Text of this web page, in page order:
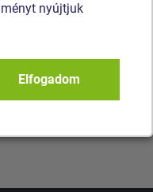
játszótereket
árakat, minőségi
valamint általunk
nyújtjuk
Elfogadom